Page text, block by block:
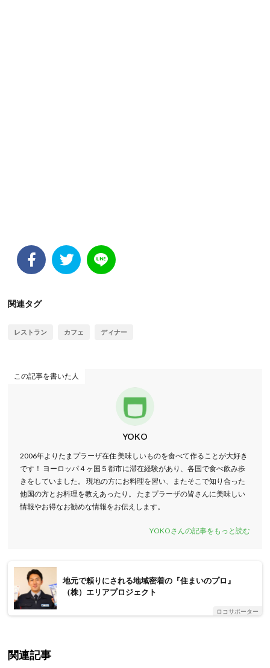
関連タグ
レストラン カフェ ディナー
この記事を書いた人
YOKO
2006年よりたまプラーザ在住 美味しいものを食べて作ることが大好き
です！ ヨーロッパ４ヶ国５都市に滞在経験があり、各国で食べ飲み歩
きをしていました。 現地の方にお料理を習い、またそこで知り合った
他国の方とお料理を教えあったり。 たまプラーザの皆さんに美味しい
情報やお得なお勧めな情報をお伝えします。
YOKOさんの記事をもっと読む
地元で頼りにされる地域密着の『住まいのプロ』
（株）エリアプロジェクト
ロコサポーター
関連記事